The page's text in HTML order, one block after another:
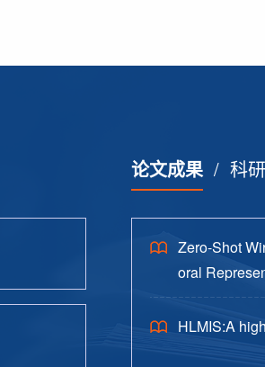
论文成果/ 科
Zero-Shot
oral
HLMIS:A